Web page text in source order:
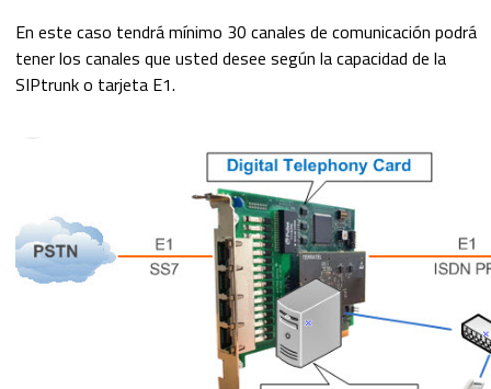
En este caso tendrá mínimo 30 canales de comunicación podrá
tener los canales que usted desee según la capacidad de la
SIPtrunk o tarjeta E1.